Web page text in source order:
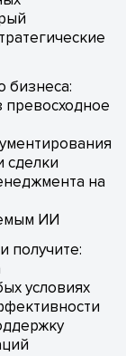
бизнеса:
превосходное
сделки
на
ИИ
получите:
условиях